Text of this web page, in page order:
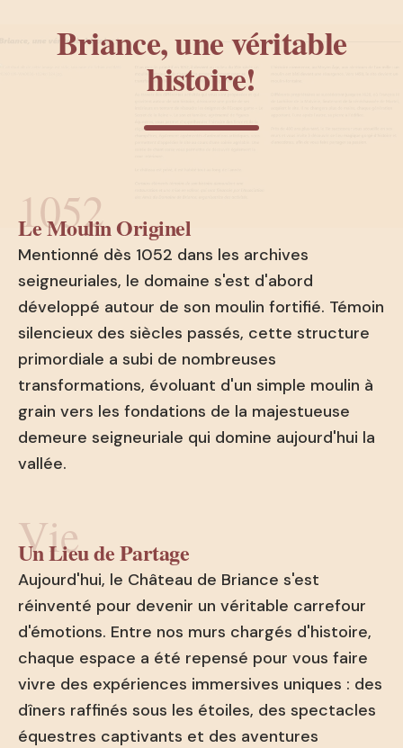
Briance, une véritable
histoire!
1052
Le Moulin Originel
Mentionné dès 1052 dans les archives
seigneuriales, le domaine s'est d'abord
développé autour de son moulin fortifié. Témoin
silencieux des siècles passés, cette structure
primordiale a subi de nombreuses
transformations, évoluant d'un simple moulin à
grain vers les fondations de la majestueuse
demeure seigneuriale qui domine aujourd'hui la
vallée.
Vie
Un Lieu de Partage
Aujourd'hui, le Château de Briance s'est
réinventé pour devenir un véritable carrefour
d'émotions. Entre nos murs chargés d'histoire,
chaque espace a été repensé pour vous faire
vivre des expériences immersives uniques : des
dîners raffinés sous les étoiles, des spectacles
équestres captivants et des aventures